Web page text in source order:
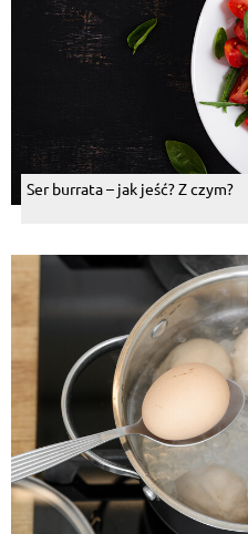
Ser burrata – jak jeść? Z czym?